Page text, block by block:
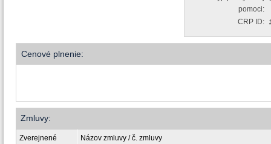
pomoci:
CRP ID:
Cenové plnenie:
Zmluvy:
Zverejnené Názov zmluvy / č. zmluvy